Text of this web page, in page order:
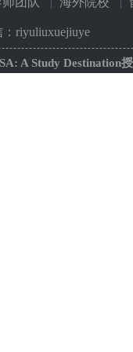
riyuliuxuejiuye
A Study Destination